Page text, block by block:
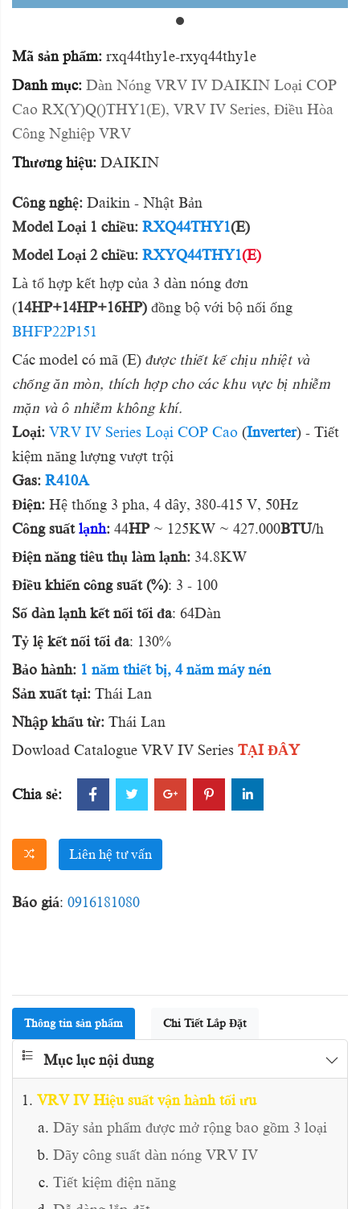
Mã sản phẩm: rxq44thy1e-rxyq44thy1e
Danh mục: Dàn Nóng VRV IV DAIKIN Loại COP
Cao RX(Y)Q()THY1(E), VRV IV Series, Điều Hòa
Công Nghiệp VRV
Thương hiệu: DAIKIN
Công nghệ: Daikin - Nhật Bản
Model Loại 1 chiều: RXQ44THY1(E)
Model Loại 2 chiều: RXYQ44THY1(E)
Là tổ hợp kết hợp của 3 dàn nóng đơn
(14HP+14HP+16HP) đồng bộ với bộ nối ống
BHFP22P151
Các model có mã (E) được thiết kế chịu nhiệt và
chống ăn mòn, thích hợp cho các khu vực bị nhiễm
mặn và ô nhiễm không khí.
Loại: VRV IV Series Loại COP Cao (Inverter) - Tiết
kiệm năng lượng vượt trội
Gas: R410A
Điện: Hệ thống 3 pha, 4 dây, 380-415 V, 50Hz
Công suất lạnh: 44HP~ 125KW ~ 427.000BTU/h
Điện năng tiêu thụ làm lạnh: 34.8KW
Điều khiển công suất (%): 3 - 100
Số dàn lạnh kết nối tối đa: 64Dàn
Tỷ lệ kết nối tối đa: 130%
Bảo hành: 1 năm thiết bị, 4 năm máy nén
Sản xuất tại: Thái Lan
Nhập khẩu từ: Thái Lan
Dowload Catalogue VRV IV Series TẠI ĐÂY
Chia sẻ:
Liên hệ tư vấn
Báo giá: 0916181080
Thông tin sản phẩm Chi Tiết Lắp Đặt
Mục lục nội dung
VRV IV Hiệu suất vận hành tối ưu
Dãy sản phẩm được mở rộng bao gồm 3 loại
Dãy công suất dàn nóng VRV IV
Tiết kiệm điện năng